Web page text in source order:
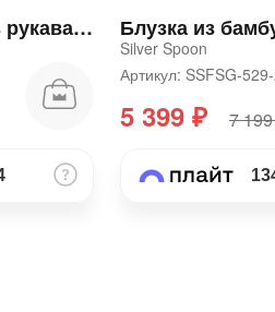
Блузка для девочки без рукава из поплина белая
Silver Spoon
Артикул: SSFSG-
5 399 ₽ 7